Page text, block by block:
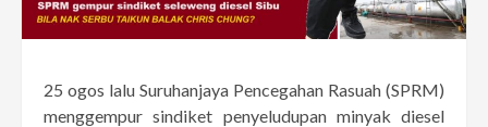
25 ogos lalu Suruhanjaya Pencegahan Rasuah (SPRM)
menggempur sindiket penyeludupan minyak diesel